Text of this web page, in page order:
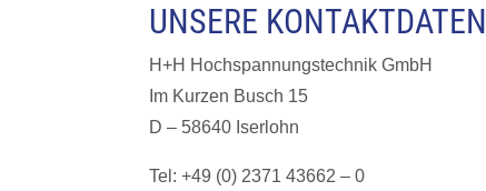
UNSERE KONTAKTDATEN
H+H Hochspannungstechnik GmbH
Im Kurzen Busch 15
D – 58640 Iserlohn
Tel: +49 (0) 2371 43662 – 0